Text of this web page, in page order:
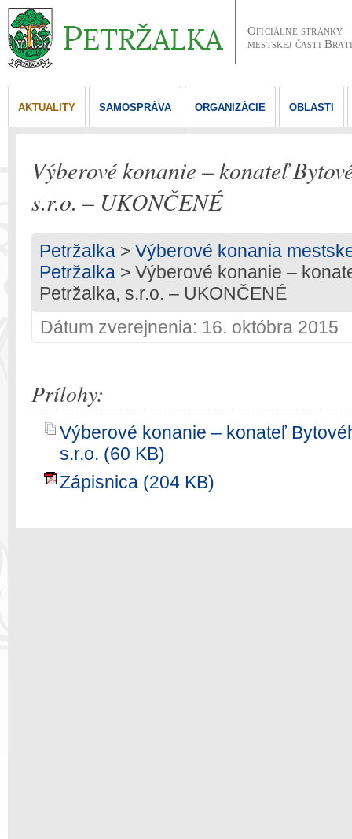
Oficiálne stránky
mestskej časti
AKTUALITY SAMOSPRÁVA ORGANIZÁCIE OBLASTI
Výberové konanie – konateľ
s.r.o. – UKONČENÉ
Petržalka > Výberové konania
Petržalka > Výberové konanie –
Petržalka, s.r.o. – UKONČENÉ
Dátum zverejnenia: 16. októbra 2015
Prílohy:
Výberové konanie – konateľ
s.r.o. (60 KB)
Zápisnica (204 KB)